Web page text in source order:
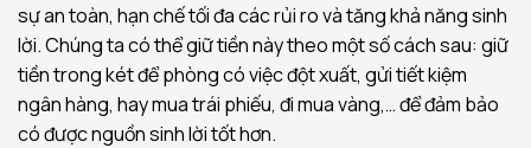
sự an toàn, hạn chế tối đa các rủi ro và tăng khả năng sinh
lời. Chúng ta có thể giữ tiền này theo một số cách sau: giữ
tiền trong két để phòng có việc đột xuất, gửi tiết kiệm
ngân hàng, hay mua trái phiếu, đi mua vàng,… để đảm bảo
có được nguồn sinh lời tốt hơn.